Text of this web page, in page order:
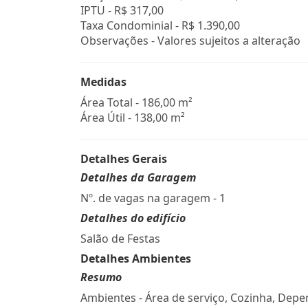
IPTU - R$ 317,00
Taxa Condominial - R$ 1.390,00
Observações - Valores sujeitos a alteração
Medidas
Área Total - 186,00 m²
Área Útil - 138,00 m²
Detalhes Gerais
Detalhes da Garagem
Nº. de vagas na garagem - 1
Detalhes do edifício
Salão de Festas
Detalhes Ambientes
Resumo
Ambientes - Área de serviço, Cozinha,